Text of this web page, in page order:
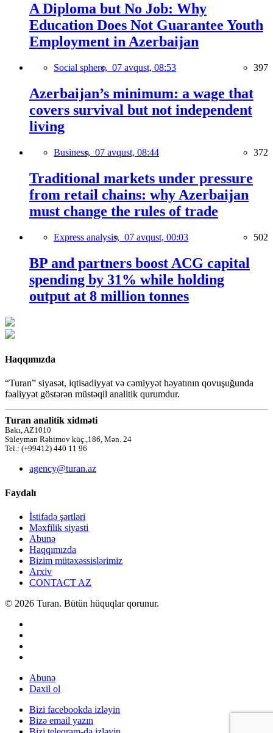
A Diploma but No Job: Why
Education Does Not Guarantee Youth
Employment in Azerbaijan
Social sphere, 07 avqust, 08:53 397
Azerbaijan’s minimum: a wage that
covers survival but not independent
living
Business, 07 avqust, 08:44 372
Traditional markets under pressure
from retail chains: why Azerbaijan
must change the rules of trade
Express analysis, 07 avqust, 00:03 502
BP and partners boost ACG capital
spending by 31% while holding
output at 8 million tonnes
Haqqımızda
“Turan” siyasət, iqtisadiyyat və cəmiyyət həyatının qovuşuğunda
fəaliyyət göstərən müstəqil analitik qurumdur.
Turan analitik xidməti
Bakı, AZ1010
Süleyman Rəhimov küç.,186, Mən. 24
Tel.: (+99412) 440 11 96
agency@turan.az
Faydalı
İstifadə şərtləri
Məxfilik siyasti
Abunə
Haqqımızda
Bizim mütəxəssislərimiz
Arxiv
CONTACT AZ
© 2026 Turan. Bütün hüquqlar qorunur.
Abunə
Daxil ol
Bizi facebookda izləyin
Bizə email yazın